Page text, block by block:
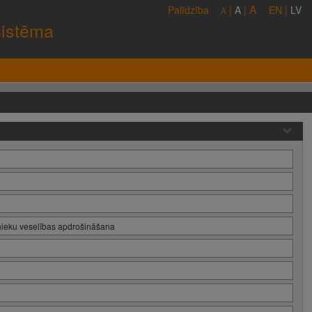
Palīdzība A | A | A EN | LV
veselības apdrošināšana